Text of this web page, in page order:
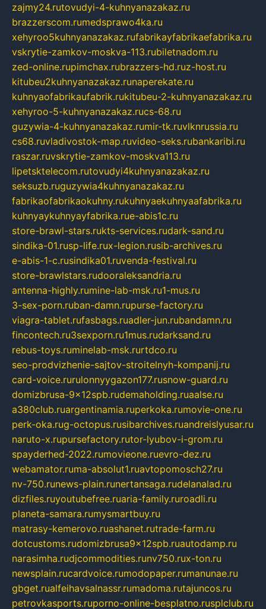
zajmy24.rutovudyi-4-kuhnyanazakaz.ru
brazzerscom.rumedsprawo4ka.ru
xehyroo5kuhnyanazakaz.rufabrikayfabrikaefabrika.ru
vskrytie-zamkov-moskva-113.rubiletnadom.ru
zed-online.rupimchax.rubrazzers-hd.ruz-host.ru
kitubeu2kuhnyanazakaz.runaperekate.ru
kuhnyaofabrikaufabrik.rukitubeu-2-kuhnyanazakaz.ru
xehyroo-5-kuhnyanazakaz.rucs-68.ru
guzywia-4-kuhnyanazakaz.rumir-tk.ruvlknrussia.ru
cs68.ruvladivostok-map.ruvideo-seks.rubankaribi.ru
raszar.ruvskrytie-zamkov-moskva113.ru
lipetsktelecom.rutovudyi4kuhnyanazakaz.ru
seksuzb.ruguzywia4kuhnyanazakaz.ru
fabrikaofabrikaokuhny.rukuhnyaekuhnyaafabrika.ru
kuhnyaykuhnyayfabrika.rue-abis1c.ru
store-brawl-stars.rukts-services.rudark-sand.ru
sindika-01.rusp-life.rux-legion.rusib-archives.ru
e-abis-1-c.rusindika01.ruvenda-festival.ru
store-brawlstars.rudooraleksandria.ru
antenna-highly.rumine-lab-msk.ru1-mus.ru
3-sex-porn.ruban-damn.rupurse-factory.ru
viagra-tablet.rufasbags.ruadler-jun.rubandamn.ru
fincontech.ru3sexporn.ru1mus.rudarksand.ru
rebus-toys.ruminelab-msk.rurtdco.ru
seo-prodvizhenie-sajtov-stroitelnyh-kompanij.ru
card-voice.rurulonnyygazon177.rusnow-guard.ru
domizbrusa-9x12spb.rudemaholding.ruaalse.ru
a380club.ruargentinamia.ruperkoka.rumovie-one.ru
perk-oka.rug-octopus.rusibarchives.ruandreislyusar.ru
naruto-x.rupursefactory.rutor-lyubov-i-grom.ru
spayderhed-2022.rumovieone.ruevro-dez.ru
webamator.ruma-absolut1.ruavtopomosch27.ru
nv-750.runews-plain.runertansaga.rudelanalad.ru
dizfiles.ruyoutubefree.ruaria-family.ruroadli.ru
planeta-samara.rumysmartbuy.ru
matrasy-kemerovo.ruashanet.rutrade-farm.ru
dotcustoms.rudomizbrusa9x12spb.ruautodamp.ru
narasimha.rudjcommodities.runv750.rux-ton.ru
newsplain.rucardvoice.rumodopaper.rumanunae.ru
gbget.rualfeihavsalnassr.rumadoma.rutajuncos.ru
petrovkasports.ruporno-online-besplatno.rusplclub.ru